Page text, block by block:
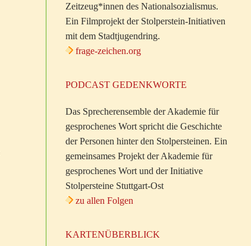
Zeitzeug*innen des Nationalsozialismus.
Ein Filmprojekt der Stolperstein-Initiativen
mit dem Stadtjugendring.
frage-zeichen.org
PODCAST GEDENKWORTE
Das Sprecherensemble der Akademie für
gesprochenes Wort spricht die Geschichte
der Personen hinter den Stolpersteinen. Ein
gemeinsames Projekt der Akademie für
gesprochenes Wort und der Initiative
Stolpersteine Stuttgart-Ost
zu allen Folgen
KARTENÜBERBLICK